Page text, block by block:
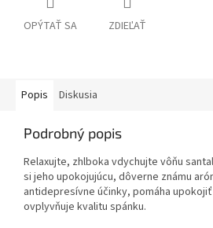
OPÝTAŤ SA ZDIEĽAŤ
Popis Diskusia
Podrobný popis
Relaxujte, zhlboka vdychujte vôňu
si jeho upokojujúcu, dôverne známu
antidepresívne účinky, pomáha
ovplyvňuje kvalitu spánku.